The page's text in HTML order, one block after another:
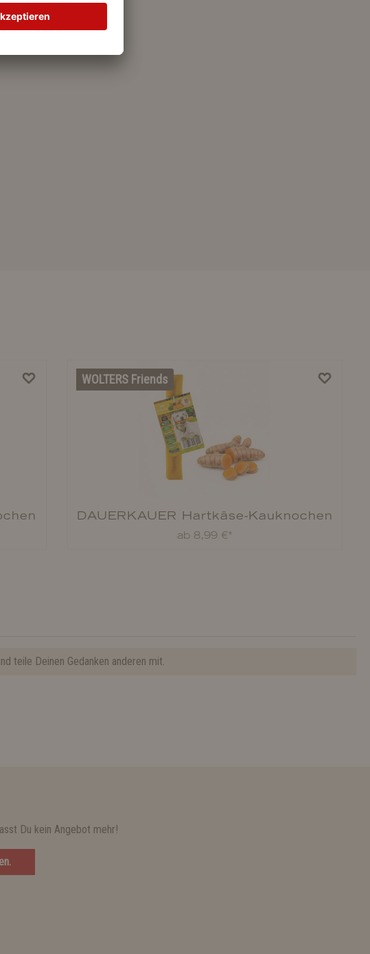
WOLTERS Friends
DAUERKAUER Hartkäse-Kauknochen
Kurkuma
ab 8,99 €*
teile Deinen Gedanken anderen mit.
Du kein Angebot mehr!